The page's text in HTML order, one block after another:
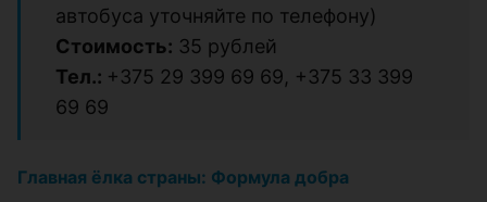
автобуса уточняйте по телефону)
Стоимость: 35 рублей
Тел.: +375 29 399 69 69, +375 33 399
69 69
Главная ёлка страны: Формула добра